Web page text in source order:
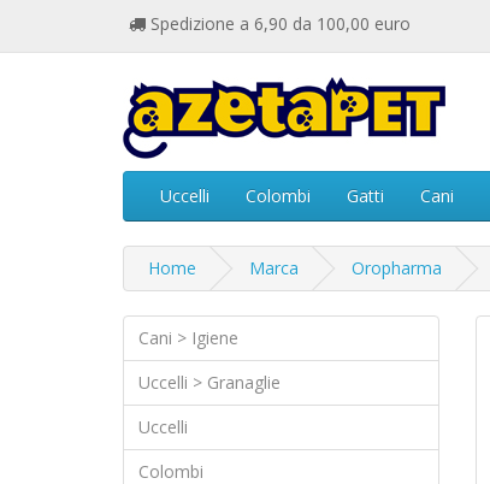
Spedizione a 6,90 da 100,00 euro
Uccelli Colombi Gatti Cani
Home Marca Oropharma
Cani > Igiene
Uccelli > Granaglie
Uccelli
Colombi